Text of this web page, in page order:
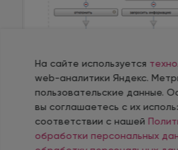
Автоматизация сценария
контролирует процесс без
Оценивайте количество
На сайте используется
web-аналитики Яндекс.
пользовательские данные.
вы соглашаетесь с их
соответствии с нашей
обработки персональных